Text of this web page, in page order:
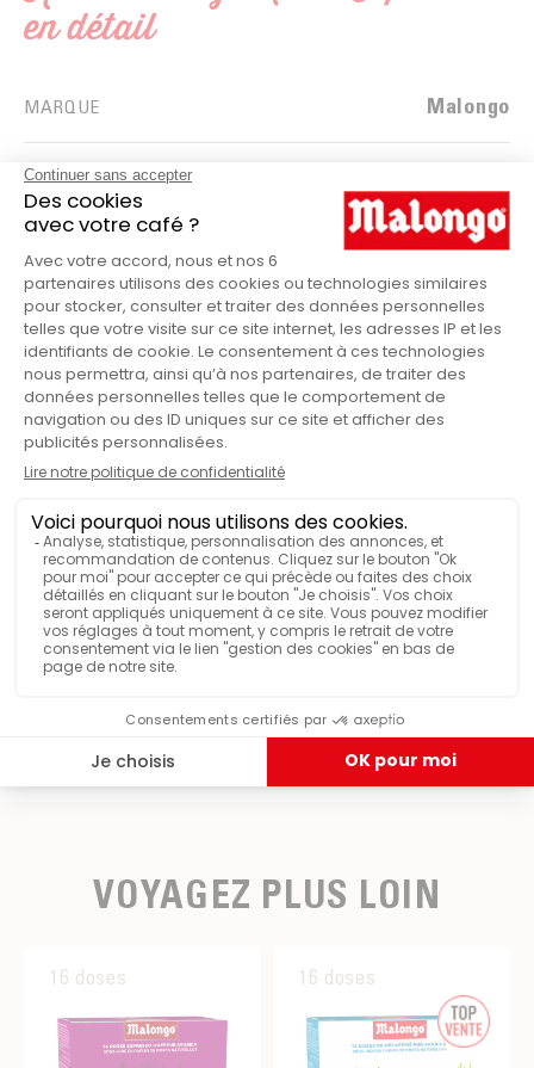
en détail
MARQUE Malongo
PRODUITS
ILS ONT TESTÉ & APPRÉCIÉ
Kit détartrage Neoh Expresso
Partager ce produit
VOYAGEZ PLUS LOIN
16 doses 16 doses